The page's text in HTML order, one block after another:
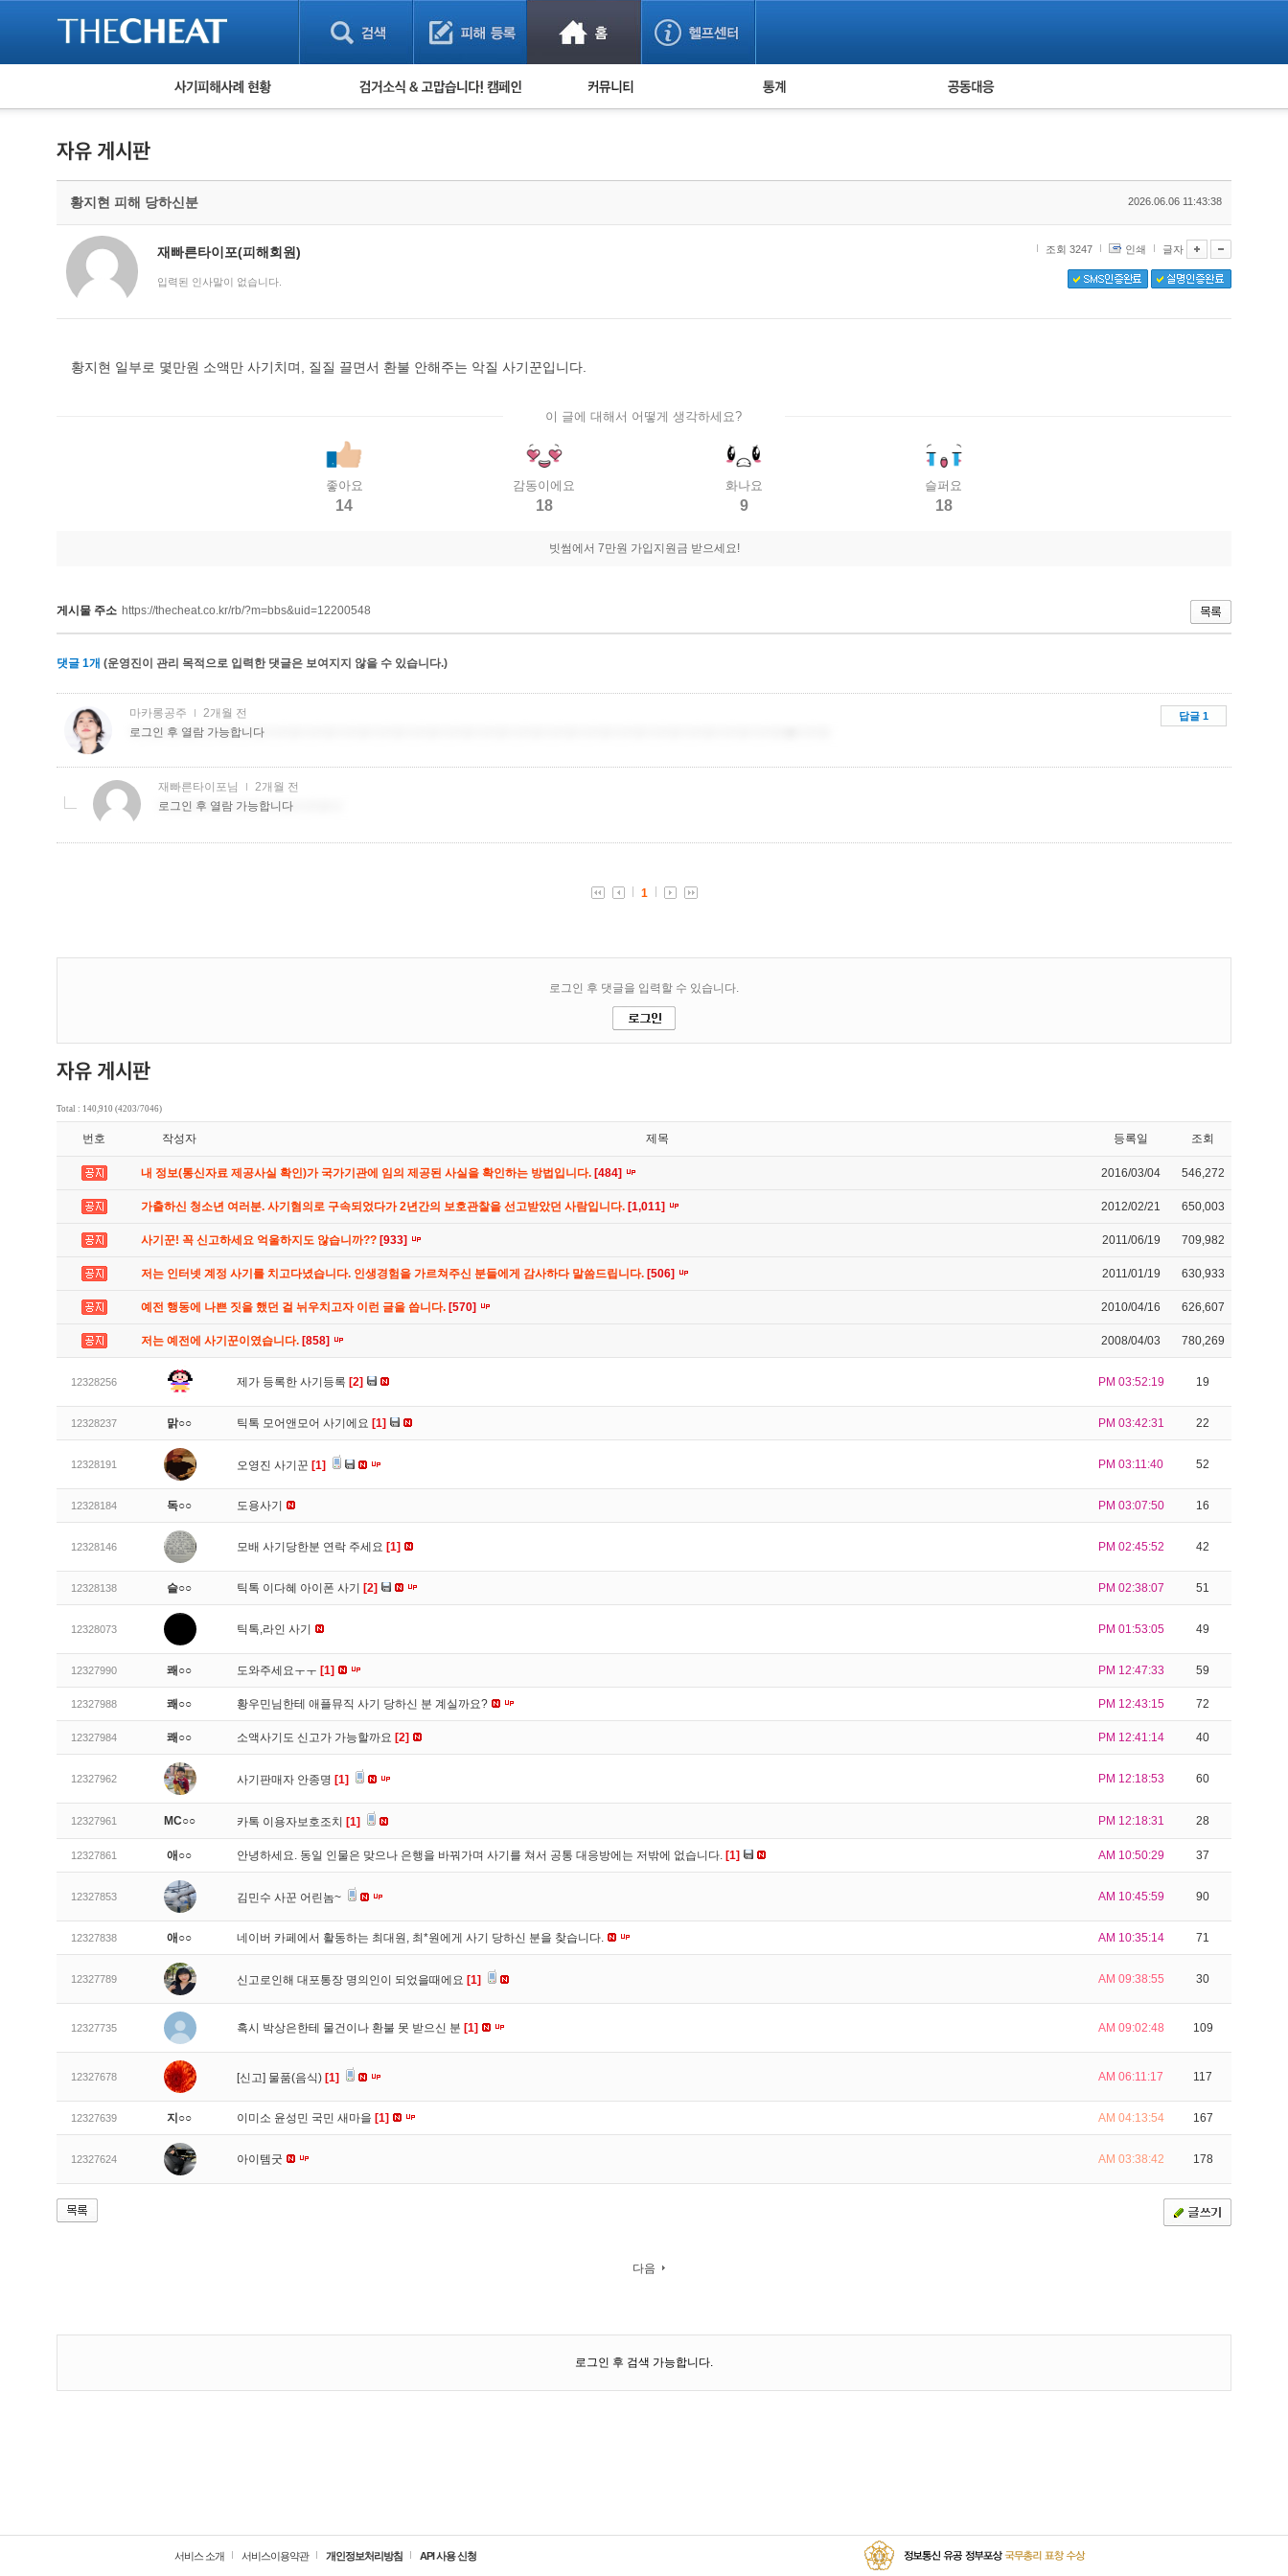
피해사례 현황
보이스피싱 피해사례
유해사이트 목록
비공개 피해사례
워킹홀리데이 피해사례
검거 소식 사기 예방했어요! 누적 피해사례 통계 피해자 공동대응
황지현 피해 당하신분 2026.06.06 11:43:38
재빠른타이포(피해회원)
입력된 인사말이 없습니다.
조회 3247 인쇄 글자
황지현 일부로 몇만원 소액만 사기치며, 질질 끌면서 환불 안해주는 악질 사기꾼입니다.
이 글에 대해서 어떻게 생각하세요?
좋아요
14
감동이에요
18
화나요
9
슬퍼요
18
빗썸에서 7만원 가입지원금 받으세요!
게시물 주소 https://thecheat.co.kr/rb/?m=bbs&uid=12200548
댓글 1개 (운영진이 관리 목적으로 입력한 댓글은 보여지지 않을 수 있습니다.)
Total : 140,910 (4203/7046)
번호 작성자 제목 등록일 조회
내 정보(통신자료 제공사실 확인)가 국가기관에 임의 제공된 사실을 확인하는 방법입니다. [484] 2016/03/04 546,272
가출하신 청소년 여러분. 사기혐의로 구속되었다가 2년간의 보호관찰을 선고받았던 사람입니다. [1,011] 2012/02/21 650,003
사기꾼! 꼭 신고하세요 억울하지도 않습니까?? [933] 2011/06/19 709,982
저는 인터넷 계정 사기를 치고다녔습니다. 인생경험을 가르쳐주신 분들에게 감사하다 말씀드립니다. [506] 2011/01/19 630,933
예전 행동에 나쁜 짓을 했던 걸 뉘우치고자 이런 글을 씁니다. [570] 2010/04/16 626,607
저는 예전에 사기꾼이였습니다. [858] 2008/04/03 780,269
12328256 제가 등록한 사기등록 [2] PM 03:52:19 19
12328237 맑○○ 틱톡 모어앤모어 사기에요 [1] PM 03:42:31 22
12328191 오영진 사기꾼 [1] PM 03:11:40 52
12328184 독○○ 도용사기 PM 03:07:50 16
12328146 모배 사기당한분 연락 주세요 [1] PM 02:45:52 42
12328138 슬○○ 틱톡 이다혜 아이폰 사기 [2] PM 02:38:07 51
12328073 틱톡,라인 사기 PM 01:53:05 49
12327990 쾌○○ 도와주세요ㅜㅜ [1] PM 12:47:33 59
12327988 쾌○○ 황우민님한테 애플뮤직 사기 당하신 분 계실까요? PM 12:43:15 72
12327984 쾌○○ 소액사기도 신고가 가능할까요 [2] PM 12:41:14 40
12327962 사기판매자 안종명 [1] PM 12:18:53 60
12327961 MC○○ 카톡 이용자보호조치 [1] PM 12:18:31 28
12327861 애○○ 안녕하세요. 동일 인물은 맞으나 은행을 바꿔가며 사기를 쳐서 공통 대응방에는 저밖에 없습니다. [1] AM 10:50:29 37
12327853 김민수 사꾼 어린놈~ AM 10:45:59 90
12327838 애○○ 네이버 카페에서 활동하는 최대원, 최*원에게 사기 당하신 분을 찾습니다. AM 10:35:14 71
12327789 신고로인해 대포통장 명의인이 되었을때에요 [1] AM 09:38:55 30
12327735 혹시 박상은한테 물건이나 환불 못 받으신 분 [1] AM 09:02:48 109
12327678 [신고] 물품(음식) [1] AM 06:11:17 117
12327639 지○○ 이미소 윤성민 국민 새마을 [1] AM 04:13:54 167
12327624 아이템굿 AM 03:38:42 178
다음
로그인 후 검색 가능합니다.
서비스 소개 서비스이용약관 개인정보처리방침 API 사용 신청